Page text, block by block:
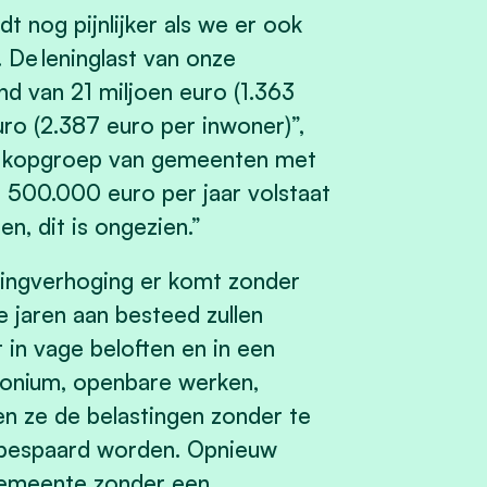
nog pijnlijker als we er ook
leninglast van onze
van 21 miljoen euro (1.363
(2.387 euro per inwoner)”,
van gemeenten met
500.000 euro per jaar volstaat
dit is ongezien.”
er komt zonder
aan besteed zullen
vage beloften en in een
openbare werken,
ze de belastingen zonder te
worden. Opnieuw